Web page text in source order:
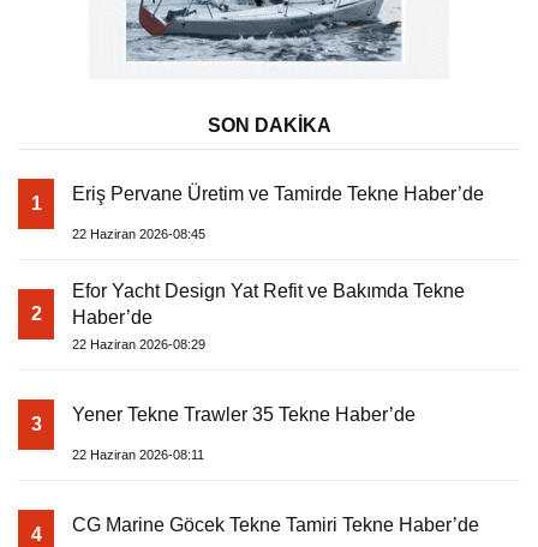
SON DAKİKA
1 Eriş Pervane Üretim ve Tamirde Tekne Haber’de
22 Haziran 2026-08:45
2
Efor Yacht Design Yat Refit ve Bakımda Tekne
Haber’de
22 Haziran 2026-08:29
3 Yener Tekne Trawler 35 Tekne Haber’de
22 Haziran 2026-08:11
4 CG Marine Göcek Tekne Tamiri Tekne Haber’de